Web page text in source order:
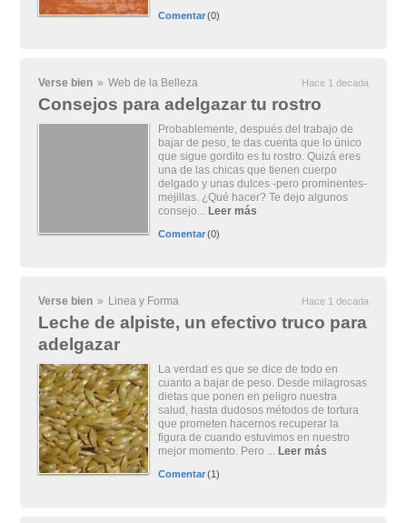
Comentar(0)
Verse bien » Web de la Belleza Hace 1 decada
Consejos para adelgazar tu rostro
Probablemente, después del trabajo de
bajar de peso, te das cuenta que lo único
que sigue gordito es tu rostro. Quizá eres
una de las chicas que tienen cuerpo
delgado y unas dulces -pero prominentes-
mejillas. ¿Qué hacer? Te dejo algunos
consejo... Leer más
Comentar(0)
Verse bien » Linea y Forma Hace 1 decada
Leche de alpiste, un efectivo truco para
adelgazar
La verdad es que se dice de todo en
cuanto a bajar de peso. Desde milagrosas
dietas que ponen en peligro nuestra
salud, hasta dudosos métodos de tortura
que prometen hacernos recuperar la
figura de cuando estuvimos en nuestro
mejor momento. Pero ... Leer más
Comentar(1)